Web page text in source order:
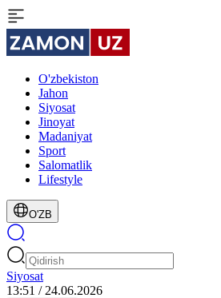
O'zbekiston
Jahon
Siyosat
Jinoyat
Madaniyat
Sport
Salomatlik
Lifestyle
O'ZB
Siyosat
13:51 / 24.06.2026